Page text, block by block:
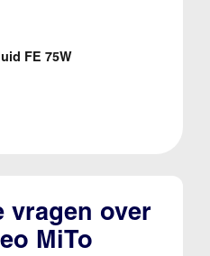
FE 75W
vragen over
MiTo